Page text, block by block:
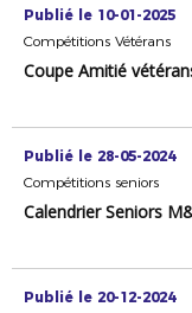
Publié le 10-01-2025
Compétitions Vétérans
Coupe Amitié
Publié le 28-05-2024
Compétitions seniors
Calendrier Seniors
Publié le 20-12-2024